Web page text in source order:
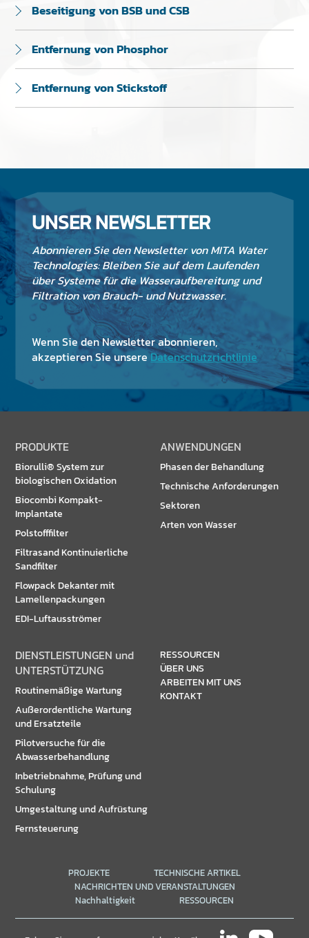
Beseitigung von BSB und CSB
Entfernung von Phosphor
Entfernung von Stickstoff
UNSER NEWSLETTER
Abonnieren Sie den Newsletter von MITA Water
Technologies: Bleiben Sie auf dem Laufenden
über Systeme für die Wasseraufbereitung und
Filtration von Brauch- und Nutzwasser.
Wenn Sie den Newsletter abonnieren,
akzeptieren Sie unsereDatenschutzrichtlinie
PRODUKTE
Biorulli® System zur
biologischen Oxidation
Biocombi Kompakt-
Implantate
Polstofffilter
Filtrasand Kontinuierliche
Sandfilter
Flowpack Dekanter mit
Lamellenpackungen
EDI-Luftausströmer
ANWENDUNGEN
Phasen der Behandlung
Technische Anforderungen
Sektoren
Arten von Wasser
DIENSTLEISTUNGEN und
UNTERSTÜTZUNG
Routinemäßige Wartung
Außerordentliche Wartung
und Ersatzteile
Pilotversuche für die
Abwasserbehandlung
Inbetriebnahme, Prüfung und
Schulung
Umgestaltung und Aufrüstung
Fernsteuerung
RESSOURCEN
ÜBER UNS
ARBEITEN MIT UNS
KONTAKT
PROJEKTE
TECHNISCHE ARTIKEL
NACHRICHTEN UND VERANSTALTUNGEN
Nachhaltigkeit
RESSOURCEN